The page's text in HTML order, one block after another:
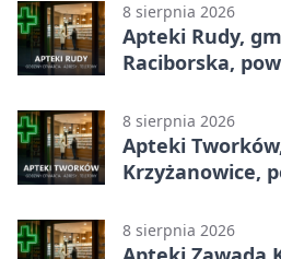
8 sierpnia 2026
Apteki Rudy,
Raciborska,
8 sierpnia 2026
Apteki
Krzyżanowice,
8 sierpnia 2026